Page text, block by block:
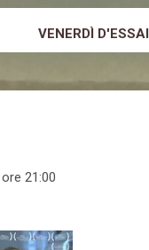
VENERDÌ D'ESSAI
ore 21:00